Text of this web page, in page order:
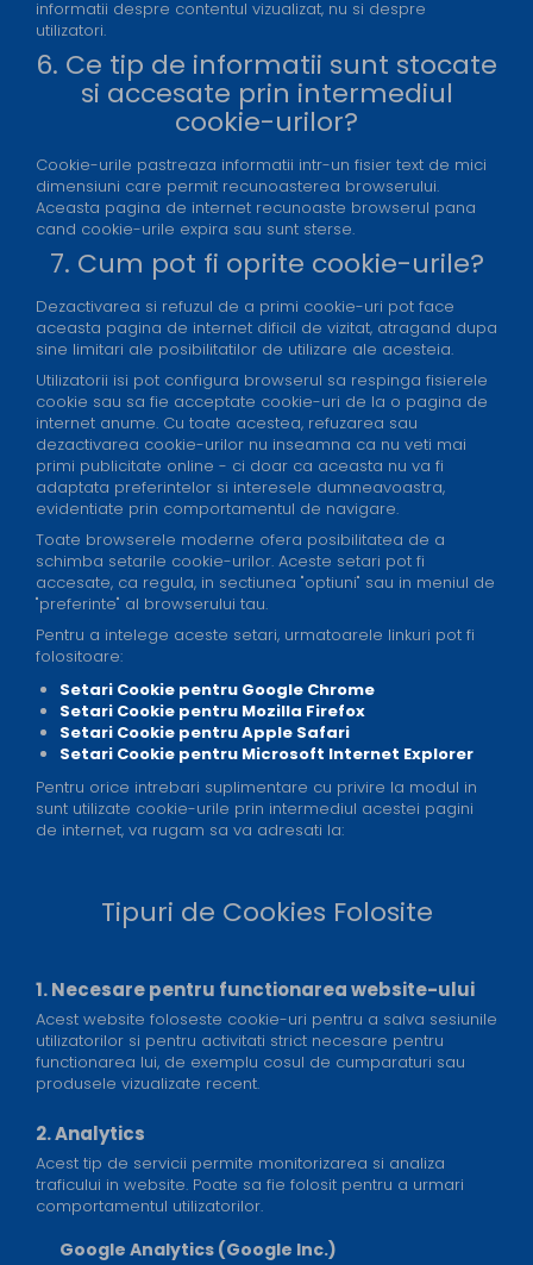
informatii despre contentul vizualizat, nu si despre
utilizatori.
6. Ce tip de informatii sunt stocate
si accesate prin intermediul
cookie-urilor?
Cookie-urile pastreaza informatii intr-un fisier text de mici
dimensiuni care permit recunoasterea browserului.
Aceasta pagina de internet recunoaste browserul pana
cand cookie-urile expira sau sunt sterse.
7. Cum pot fi oprite cookie-urile?
Dezactivarea si refuzul de a primi cookie-uri pot face
aceasta pagina de internet dificil de vizitat, atragand dupa
sine limitari ale posibilitatilor de utilizare ale acesteia.
Utilizatorii isi pot configura browserul sa respinga fisierele
cookie sau sa fie acceptate cookie-uri de la o pagina de
internet anume. Cu toate acestea, refuzarea sau
dezactivarea cookie-urilor nu inseamna ca nu veti mai
primi publicitate online - ci doar ca aceasta nu va fi
adaptata preferintelor si interesele dumneavoastra,
evidentiate prin comportamentul de navigare.
Toate browserele moderne ofera posibilitatea de a
schimba setarile cookie-urilor. Aceste setari pot fi
accesate, ca regula, in sectiunea "optiuni" sau in meniul de
"preferinte" al browserului tau.
Pentru a intelege aceste setari, urmatoarele linkuri pot fi
folositoare:
Setari Cookie pentru Google Chrome
Setari Cookie pentru Mozilla Firefox
Setari Cookie pentru Apple Safari
Setari Cookie pentru Microsoft Internet Explorer
Pentru orice intrebari suplimentare cu privire la modul in
sunt utilizate cookie-urile prin intermediul acestei pagini
de internet, va rugam sa va adresati la:
Tipuri de Cookies Folosite
1. Necesare pentru functionarea website-ului
Acest website foloseste cookie-uri pentru a salva sesiunile
utilizatorilor si pentru activitati strict necesare pentru
functionarea lui, de exemplu cosul de cumparaturi sau
produsele vizualizate recent.
2. Analytics
Acest tip de servicii permite monitorizarea si analiza
traficului in website. Poate sa fie folosit pentru a urmari
comportamentul utilizatorilor.
Google Analytics (Google Inc.)